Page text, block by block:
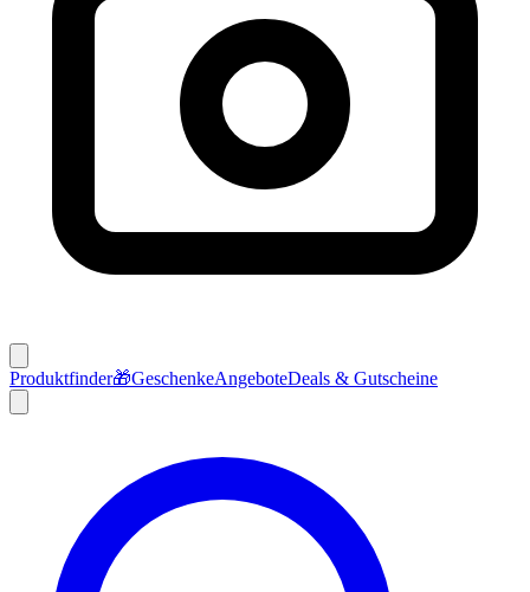
Produktfinder🎁GeschenkeAngeboteDeals & Gutscheine